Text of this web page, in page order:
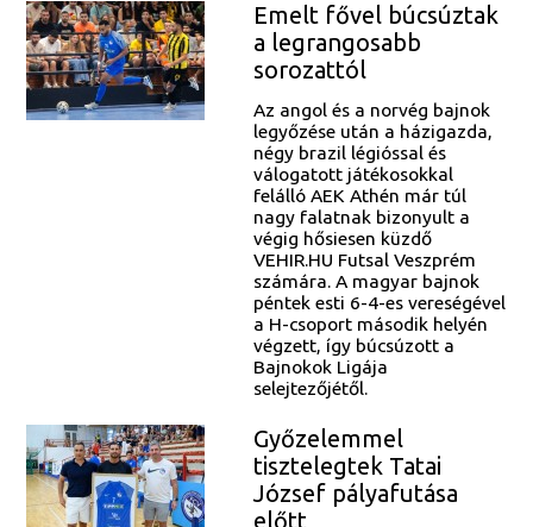
Emelt fővel búcsúztak
a legrangosabb
sorozattól
Az angol és a norvég bajnok
legyőzése után a házigazda,
négy brazil légióssal és
válogatott játékosokkal
felálló AEK Athén már túl
nagy falatnak bizonyult a
végig hősiesen küzdő
VEHIR.HU Futsal Veszprém
számára. A magyar bajnok
péntek esti 6-4-es vereségével
a H-csoport második helyén
végzett, így búcsúzott a
Bajnokok Ligája
selejtezőjétől.
Győzelemmel
tisztelegtek Tatai
József pályafutása
előtt